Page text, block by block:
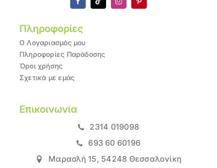
Πληροφορίες
Ο Λογαριασμός μου
Πληροφορίες Παράδοσης
Όροι χρήσης
Σχετικά με εμάς
Επικοινωνία
2314 019098
693 60 60196
Μαρασλή 15, 54248 Θεσσαλονίκη